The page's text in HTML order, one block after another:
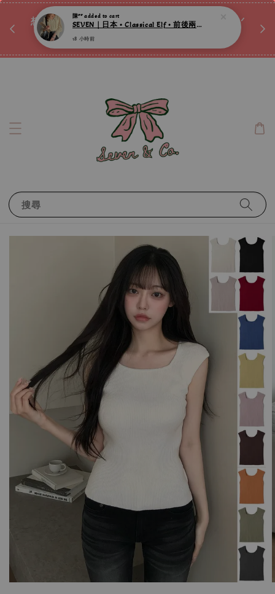
想訂製屬於自己的『水晶手鍊』嗎ꕀ♡ 私訊我們.ᐟ.ᐟ
📣Instagram 這邊按下去
搜尋
陳**added to cart
SEVEN｜日本 • Classical Elf • 前後兩穿綁帶糖果袖透膚百褶上衣衫 ღ
18 小時前